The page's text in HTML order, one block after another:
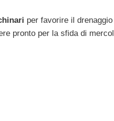
per favorire il
pronto per la sfida di